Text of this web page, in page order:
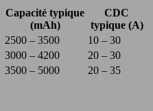
Capacité typique
(mAh)
CDC
typique (A)
2500 – 3500
10 – 30
3000 – 4200
20 – 30
3500 – 5000 20 – 35